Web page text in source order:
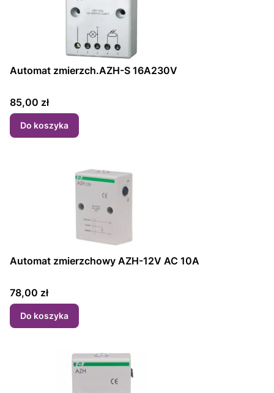
Automat zmierzch.AZH-S 16A230V
Cena
85,00 zł
Do koszyka
Automat zmierzchowy AZH-12V AC 10A
Cena
78,00 zł
Do koszyka